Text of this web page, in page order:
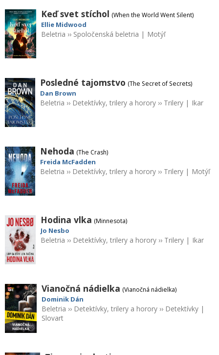
Keď svet stíchol (When the World Went Silent)
Ellie Midwood
Beletria ›› Spoločenská beletria | Motýľ
Posledné tajomstvo (The Secret of Secrets)
Dan Brown
Beletria ›› Detektívky, trilery a horory ›› Trilery | Ikar
Nehoda (The Crash)
Freida McFadden
Beletria ›› Detektívky, trilery a horory ›› Trilery | Motýľ
Hodina vlka (Minnesota)
Jo Nesbo
Beletria ›› Detektívky, trilery a horory›› Trilery| Ikar
Vianočná nádielka (Vianočná nádielka)
Dominik Dán
Beletria ›› Detektívky, trilery a horory›› Detektívky|
Slovart